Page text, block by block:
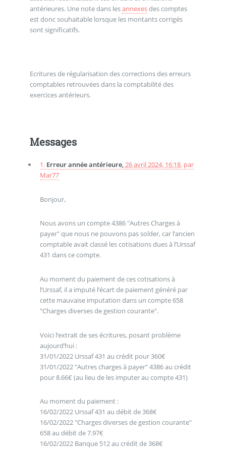
antérieures. Une note dans lesannexesdes comptes
est donc souhaitable lorsque les montants corrigés
sont significatifs.
Ecritures de régularisation des corrections des erreurs
comptables retrouvées dans la comptabilité des
exercices antérieurs.
Messages
1. Erreur année antérieure,26 avril 2024, 16:18, par
Mar77
Bonjour,
Nous avons un compte 4386 "Autres Charges à
payer" que nous ne pouvons pas solder, car l’ancien
comptable avait classé les cotisations dues à l’Urssaf
431 dans ce compte.
Au moment du paiement de ces cotisations à
l’Urssaf, il a imputé l’écart de paiement généré par
cette mauvaise imputation dans un compte 658
"Charges diverses de gestion courante".
Voici l’extrait de ses écritures, posant problème
aujourd’hui :
31/01/2022 Urssaf 431 au crédit pour 360€
31/01/2022 "Autres charges à payer" 4386 au crédit
pour 8.66€ (au lieu de les imputer au compte 431)
Au moment du paiement :
16/02/2022 Urssaf 431 au débit de 368€
16/02/2022 "Charges diverses de gestion courante"
658 au débit de 7.97€
16/02/2022 Banque 512 au crédit de 368€